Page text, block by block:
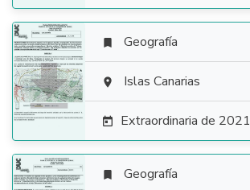

 Geografía
 Islas Canarias
 Extraordinaria de 2021
 Geografía